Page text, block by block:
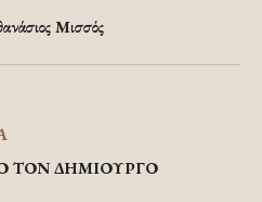
Μισσός
ΤΟΝ ΔΗΜΙΟΥΡΓΟ